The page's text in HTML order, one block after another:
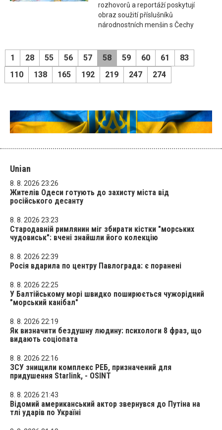
rozhovorů a reportáží poskytují
obraz soužití příslušníků
národnostních menšin s Čechy
1 28 55 56 57 58 59 60 61
83
110
138 165 192 219 247 274
Unian
8. 8. 2026 23:26
Жителів Одеси готують до захисту міста від
російського десанту
8. 8. 2026 23:23
Стародавній римлянин міг збирати кістки "морських
чудовиськ": вчені знайшли його колекцію
8. 8. 2026 22:39
Росія вдарила по центру Павлограда: є поранені
8. 8. 2026 22:25
У Балтійському морі швидко поширюється чужорідний
"морський канібал"
8. 8. 2026 22:19
Як визначити бездушну людину: психологи 8 фраз, що
видають соціопата
8. 8. 2026 22:16
ЗСУ знищили комплекс РЕБ, призначений для
придушення Starlink, - OSINT
8. 8. 2026 21:43
Відомий американський актор звернувся до Путіна на
тлі ударів по Україні